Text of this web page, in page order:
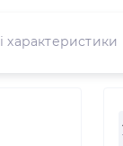
характеристики